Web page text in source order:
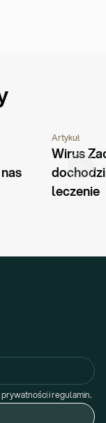
PORADNIK
Artykuł
Wirus
leczenie
i regulamin.